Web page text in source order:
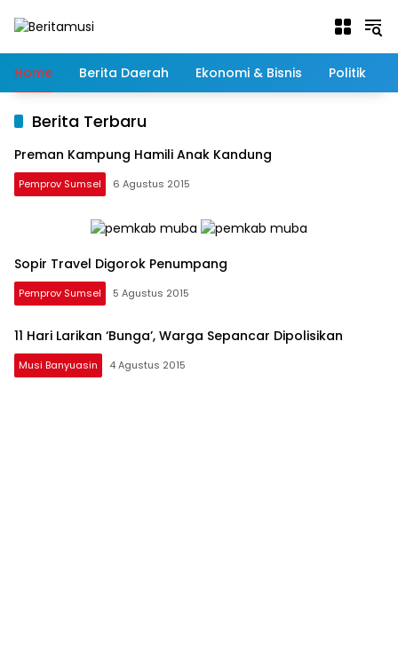
Home
Berita Daerah Ekonomi & Bisnis Politik
Berita Terbaru
Preman Kampung Hamili Anak Kandung
Pemprov Sumsel 6 Agustus 2015
Sopir Travel Digorok Penumpang
Pemprov Sumsel 5 Agustus 2015
11 Hari Larikan ‘Bunga’, Warga Sepancar Dipolisikan
Musi Banyuasin 4 Agustus 2015